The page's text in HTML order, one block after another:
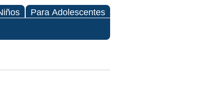
Para Adolescentes